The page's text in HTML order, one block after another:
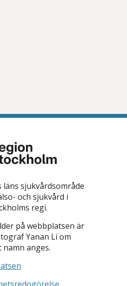
läns sjukvårdsområde
och sjukvård i
regi.
på webbplatsen är
Yanan Li om
anges.